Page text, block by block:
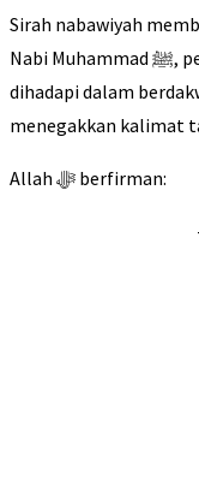
Sirah nabawiyah
Nabi Muhammad ﷺ, perjalanan wahyu, serta tantangan yang
dihadapi dalam
menegakkan kalimat
Allah ﷻ berfirman: